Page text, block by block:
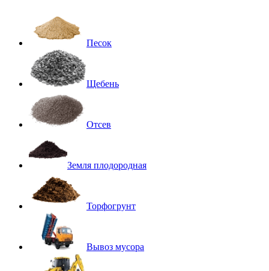
Песок
Щебень
Отсев
Земля плодородная
Торфогрунт
Вывоз мусора